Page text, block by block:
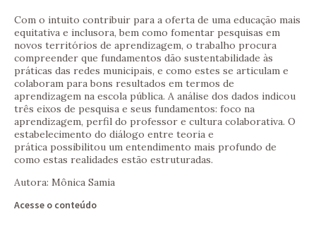
Com o intuito contribuir para a oferta de uma educação mais
equitativa e inclusora, bem como fomentar pesquisas em
novos territórios de aprendizagem, o trabalho procura
compreender que fundamentos dão sustentabilidade às
práticas das redes municipais, e como estes se articulam e
colaboram para bons resultados em termos de
aprendizagem na escola pública. A análise dos dados indicou
três eixos de pesquisa e seus fundamentos: foco na
aprendizagem, perfil do professor e cultura colaborativa. O
estabelecimento do diálogo entre teoria e
prática possibilitou um entendimento mais profundo de
como estas realidades estão estruturadas.
Autora: Mônica Samia
Acesse o conteúdo